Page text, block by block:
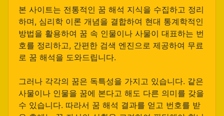
본 사이트는 전통적인 꿈 해석 지식을 수집하고 정리
하며, 심리학 이론 개념을 결합하여 현대 통계학적인
방법을 활용하여 꿈 속 인물이나 사물이 대표하는 번
호를 정리하고, 간편한 검색 엔진으로 제공하여 무료
로 꿈 해석을 도와드립니다.
그러나 각각의 꿈은 독특성을 가지고 있습니다. 같은
사물이나 인물을 꿈에 본다고 해도 다른 의미를 갖을
수 있습니다. 따라서 꿈 해석 결과를 얻고 번호를 받